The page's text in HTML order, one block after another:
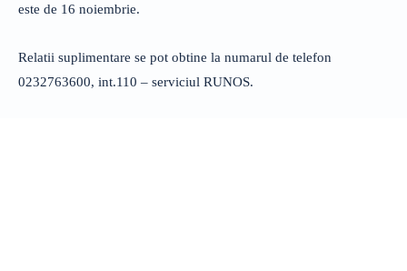
este de 16 noiembrie.
Relatii suplimentare se pot obtine la numarul de telefon
0232763600, int.110 – serviciul RUNOS.